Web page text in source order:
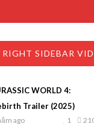
RIGHT SIDEBAR
WORLD 4:
Trailer (2025)
ago 1